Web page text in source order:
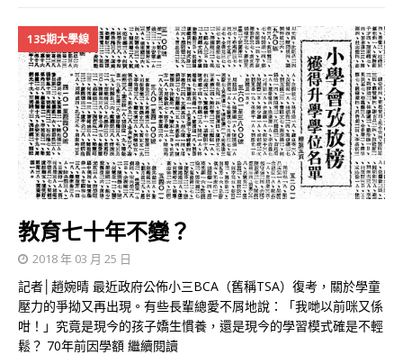
135期大學線
教育七十年不變？
2018 年 03 月 25 日
記者│趙婉晴 最近政府公佈小三BCA（舊稱TSA）復考，關於學童
壓力的爭拗又再出現。有些長輩總愛不屑地說：「我哋以前咪又係
咁！」究竟是現今的孩子嬌生慣養，還是現今的學習模式確是不輕
鬆？ 70年前因學額 繼續閱讀